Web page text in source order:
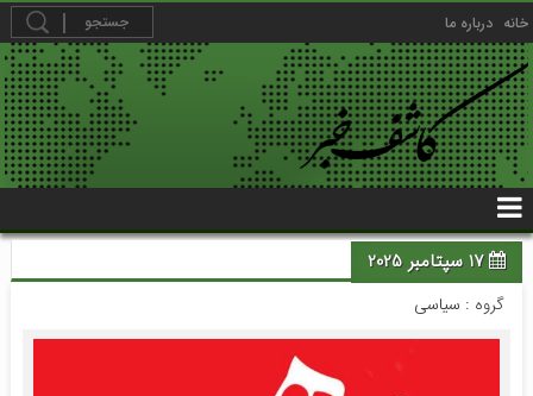
خانه درباره ما
17 سپتامبر 2025
گروه : سیاسی